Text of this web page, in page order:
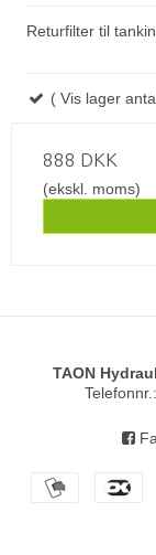
Returfilter til
( Vis lager
888 DKK
(ekskl. moms)
TAON
Telefonnr. :